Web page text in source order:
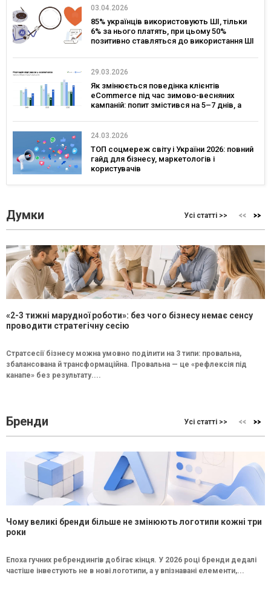
03.04.2026
85% українців використовують ШІ, тільки
6% за нього платять, при цьому 50%
позитивно ставляться до використання ШІ
29.03.2026
Як змінюється поведінка клієнтів
eCommerce під час зимово-весняних
кампаній: попит змістився на 5–7 днів, а
четвер — дослідження eSputnik та Inweb
24.03.2026
ТОП соцмереж світу і України 2026: повний
гайд для бізнесу, маркетологів і
користувачів
Думки Усі статті >>
«2-3 тижні марудної роботи»: без чого бізнесу немає сенсу
проводити стратегічну сесію
Стратсесії бізнесу можна умовно поділити на 3 типи: провальна,
збалансована й трансформаційна. Провальна — це «рефлексія під
канапе» без результату....
Бренди Усі статті >>
Чому великі бренди більше не змінюють логотипи кожні три
роки
Епоха гучних ребрендингів добігає кінця. У 2026 році бренди дедалі
частіше інвестують не в нові логотипи, а у впізнавані елементи,...